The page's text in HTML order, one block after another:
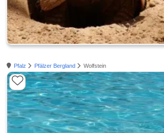
Pfalz Pfälzer Bergland Wolfstein